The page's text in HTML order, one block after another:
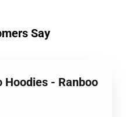
Say
Hoodies - Ranboo